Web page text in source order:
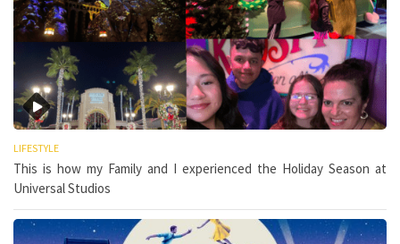
LIFESTYLE
This is how my Family and I experienced the Holiday Season at
Universal Studios